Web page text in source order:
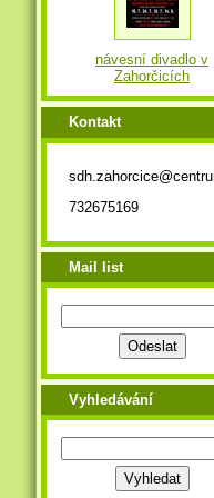
návesní divadlo v
Zahorčicích
Kontakt
732675169
Mail list
Vyhledávání